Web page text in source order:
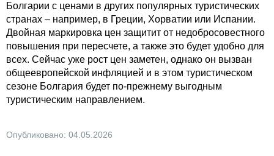
Болгарии с ценами в других популярных туристических
странах – например, в Греции, Хорватии или Испании.
Двойная маркировка цен защитит от недобросовестного
повышения при пересчете, а также это будет удобно для
всех. Сейчас уже рост цен заметен, однако он вызван
общеевропейской инфляцией и в этом туристическом
сезоне Болгария будет по-прежнему выгодным
туристическим направлением.
Опубликовано: 04.05.2026